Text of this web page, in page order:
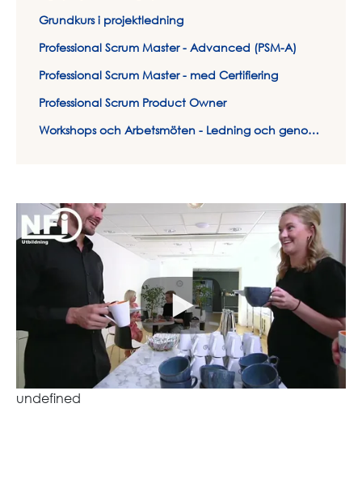
Grundkurs i projektledning
Professional Scrum Master - Advanced (PSM-A)
Professional Scrum Master - med Certifiering
Professional Scrum Product Owner
Workshops och Arbetsmöten - Ledning och genomförande
undefined